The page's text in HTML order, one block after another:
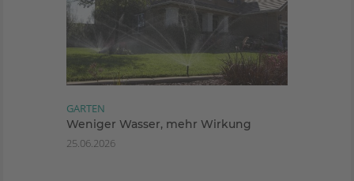
GARTEN
Weniger Wasser, mehr Wirkung
25.06.2026